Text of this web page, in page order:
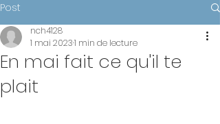
Post
En mai fait ce qu'il te
plait
nch4128
1 mai 20231 min de lecture